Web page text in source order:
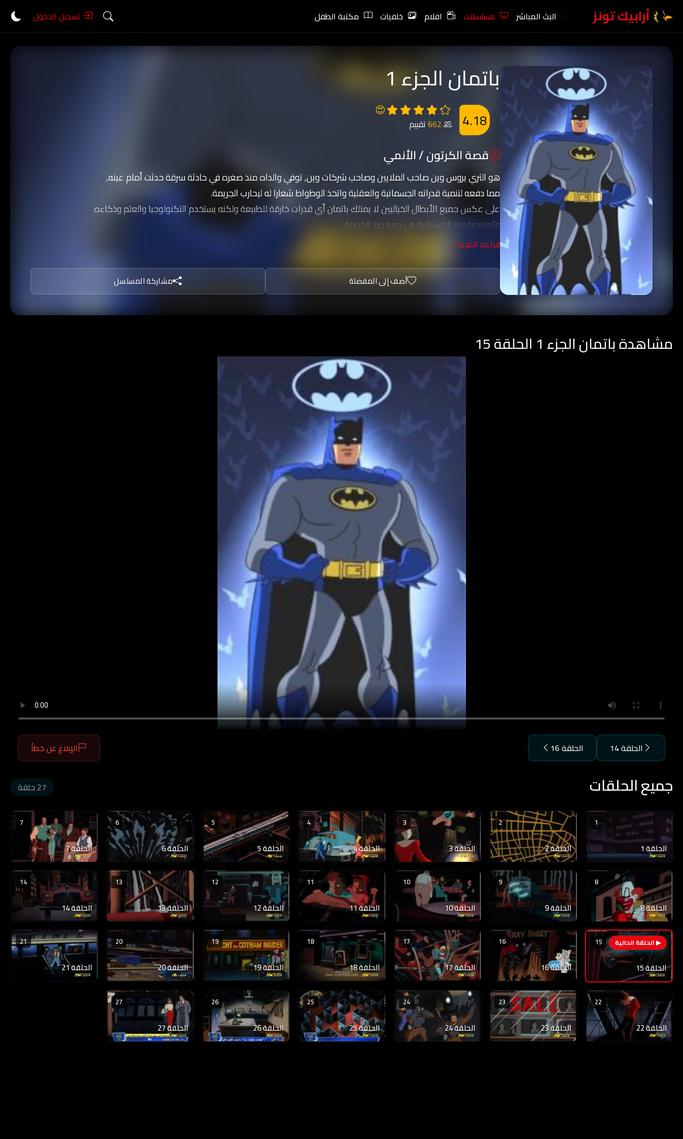
أرابيك تونز البث المباشر مسلسلات افلام خلفيات مكتبة الطفل تسجيل الدخول
باتمان الجزء 1
😍
662تقييم 4.18
قصة الكرتون / الأنمي
هو الثري بروس وين صاحب الملايين وصاحب شركات وين, توفي والداه منذ صغره في حادثة سرقة حدثت أمام عينه,
مما دفعه لتنمية قدراته الجسمانية والعقلية واتخذ الوطواط شعارا له ليحارب الجريمة.
على عكس جميع الأبطال الخياليين لا يمتلك باتمان أي قدرات خارقة للطبيعة ولكنه يستخدم التكنولوجيا والعلم وذكاءه
وثروته وقوته الجسمانية في حربه ضد الجريمة.
يحارب باتمان في المدينة الخيالية غوثام, ويساعده العديد من الشخصيات مثل شريكه في محاربة الجريمة روبن وخادمه
الغول.
قراءة المزيد
أضف إلى المفضلة مشاركة المسلسل
مشاهدة باتمان الجزء 1 الحلقة 15
الحلقة 14 الحلقة 16 الإبلاغ عن خطأ
جميع الحلقات 27 حلقة
1
الحلقة 1
2
الحلقة 2
3
الحلقة 3
4
الحلقة 4
5
الحلقة 5
6
الحلقة 6
7
الحلقة 7
8
الحلقة 8
9
الحلقة 9
10
الحلقة 10
11
الحلقة 11
12
الحلقة 12
13
الحلقة 13
14
الحلقة 14
15
الحلقة 15
16
الحلقة 16
17
الحلقة 17
18
الحلقة 18
19
الحلقة 19
20
الحلقة 20
21
الحلقة 21
22
الحلقة 22
23
الحلقة 23
24
الحلقة 24
25
الحلقة 25
26
الحلقة 26
27
الحلقة 27